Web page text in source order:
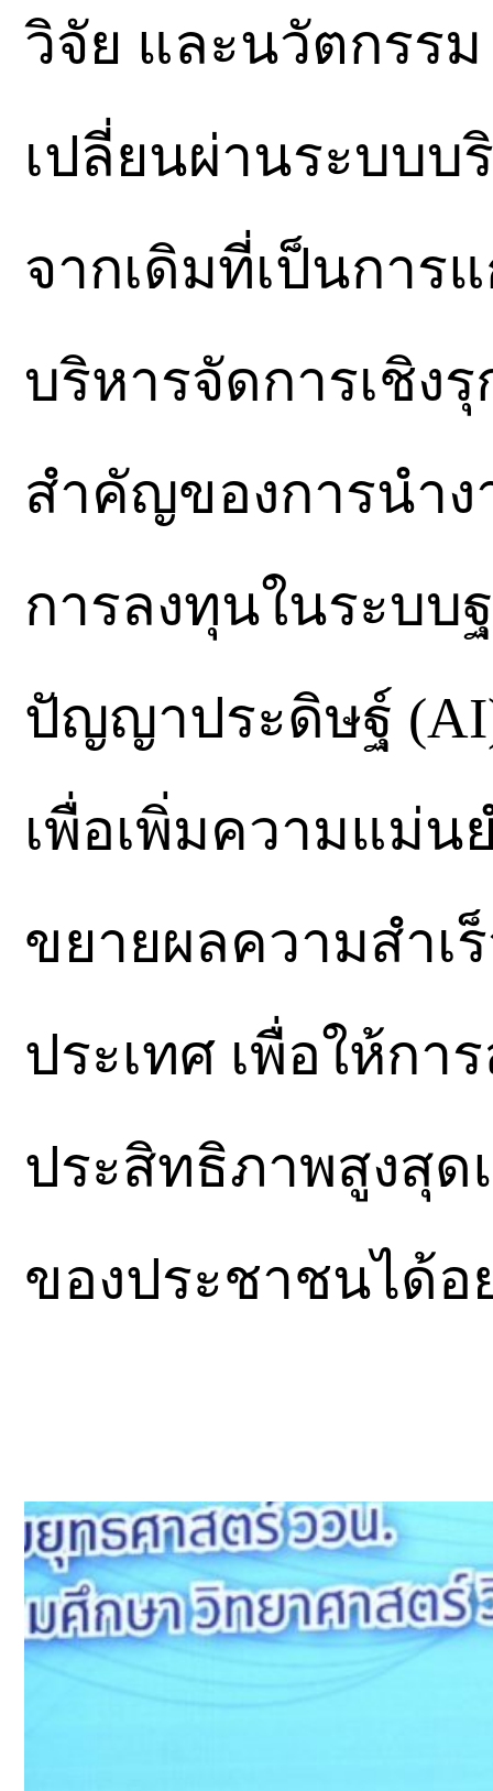
วิจัย และนวัตกรร
เปลี่ยนผ่านระบบบ
จากเดิมที่เป็นการ
บริหารจัดการเชิง
สำคัญของการนำง
การลงทุนในระบบ
ปัญญาประดิษฐ์
เพื่อเพิ่มความแม่น
ขยายผลความสำเ
ประเทศ เพื่อให้กา
ประสิทธิภาพสูงสุ
ของประชาชนได้อ